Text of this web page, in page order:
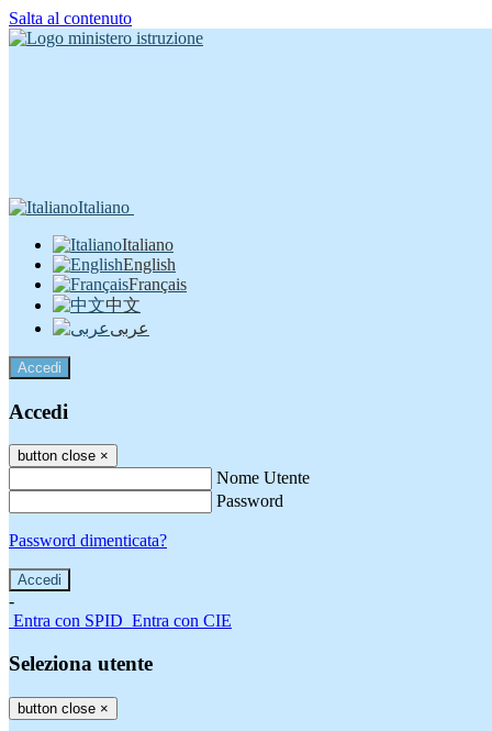
Salta al contenuto
Italiano
Italiano
English
Français
中文
عربى
Accedi
Accedi
button close ×
Nome Utente
Password
Password dimenticata?
-
Entra con SPID Entra con CIE
Seleziona utente
button close ×